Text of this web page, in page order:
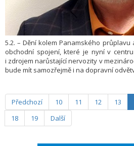
5.2. – Dění kolem Panamského
obchodní spojení, které je nyní v
i zdrojem narůstající nervozity v
bude mít samozřejmě i na dopravní
Předchozí 10 11 12 13
18
19 Další